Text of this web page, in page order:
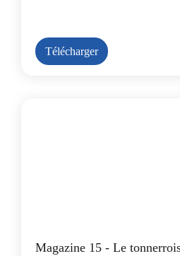
Télécharger
Magazine 15 - Le